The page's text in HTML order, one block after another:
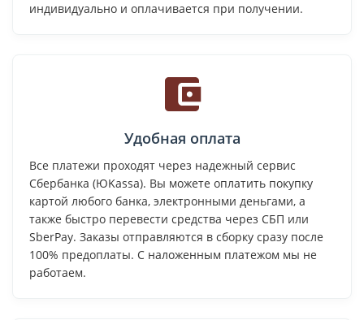
индивидуально и оплачивается при получении.
Удобная оплата
Все платежи проходят через надежный сервис
Сбербанка (ЮKassa). Вы можете оплатить покупку
картой любого банка, электронными деньгами, а
также быстро перевести средства через СБП или
SberPay. Заказы отправляются в сборку сразу после
100% предоплаты. С наложенным платежом мы не
работаем.